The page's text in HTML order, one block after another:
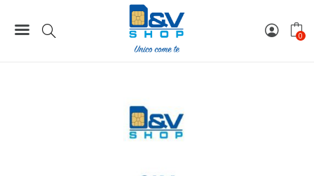
0
SIM Tim Numero Facile 3311X76543 Da Attivare